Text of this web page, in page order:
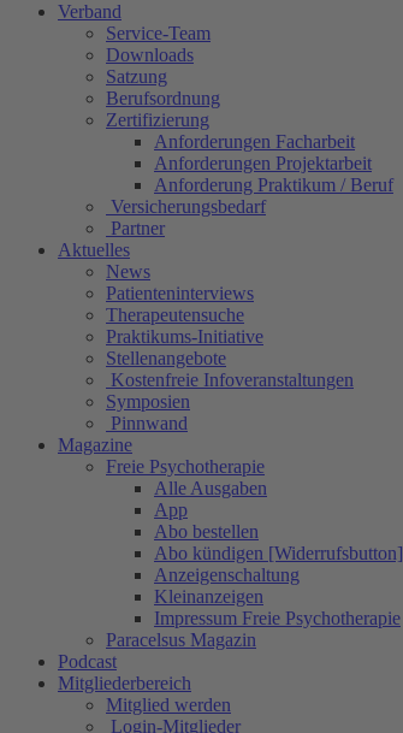
Verband
Service-Team
Downloads
Satzung
Berufsordnung
Zertifizierung
Anforderungen Facharbeit
Anforderungen Projektarbeit
Anforderung Praktikum / Beruf
Versicherungsbedarf
Partner
Aktuelles
News
Patienteninterviews
Therapeutensuche
Praktikums-Initiative
Stellenangebote
Kostenfreie Infoveranstaltungen
Symposien
Pinnwand
Magazine
Freie Psychotherapie
Alle Ausgaben
App
Abo bestellen
Abo kündigen [Widerrufsbutton]
Anzeigenschaltung
Kleinanzeigen
Impressum Freie Psychotherapie
Paracelsus Magazin
Podcast
Mitgliederbereich
Mitglied werden
Login-Mitglieder